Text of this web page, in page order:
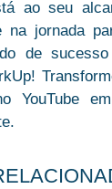
ao seu
na jornada
de
YouTube